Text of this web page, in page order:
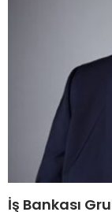
İş Bankası